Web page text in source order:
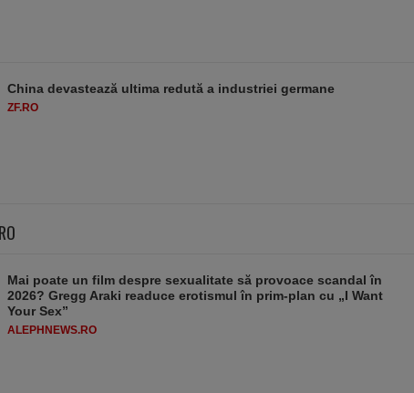
China devastează ultima redută a industriei germane
ZF.RO
Mai poate un film despre sexualitate să provoace scandal în
2026? Gregg Araki readuce erotismul în prim-plan cu „I Want
Your Sex”
ALEPHNEWS.RO